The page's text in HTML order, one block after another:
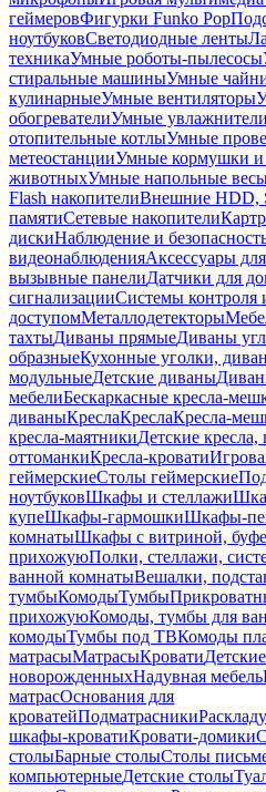
геймеровФигурки Funko Pop
ноутбуковСветодиодные ленты
техникаУмные роботы-пылесосы
стиральные машиныУмные
кулинарныеУмные вентиляторы
обогревателиУмные
отопительные котлыУмные
метеостанцииУмные кормушки и
животныхУмные напольные
Flash накопителиВнешние HDD,
памятиСетевые накопители
дискиНаблюдение и
видеонаблюденияАксессуары
вызывные панелиДатчики для
сигнализацииСистемы контроля
доступомМеталлодетекторы
тахтыДиваны прямыеДиваны
образныеКухонные уголки,
модульныеДетские диваны
мебелиБескаркасные кресла-
диваныКреслаКреслаКресла-
кресла-маятникиДетские
оттоманкиКресла-кровати
геймерскиеСтолы геймерские
ноутбуковШкафы и стеллажи
купеШкафы-гармошкиШкафы-
комнатыШкафы с витриной,
прихожуюПолки, стеллажи,
ванной комнатыВешалки,
тумбыКомодыТумбы
прихожуюКомоды, тумбы для
комодыТумбы под ТВКомоды
матрасыМатрасыКровати
новорожденныхНадувная мебель
матрасОснования для
кроватейПодматрасники
шкафы-кроватиКровати-домики
столыБарные столыСтолы
компьютерныеДетские столы